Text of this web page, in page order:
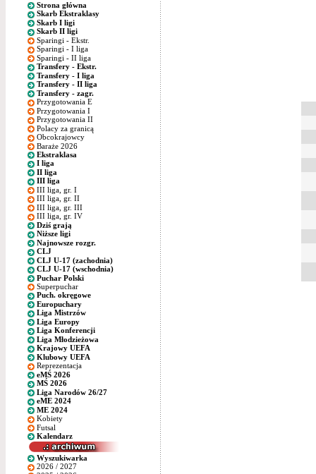
Strona główna
Skarb Ekstraklasy
Skarb I ligi
Skarb II ligi
Sparingi - Ekstr.
Sparingi - I liga
Sparingi - II liga
Transfery - Ekstr.
Transfery - I liga
Transfery - II liga
Transfery - zagr.
Przygotowania E
Przygotowania I
Przygotowania II
Polacy za granicą
Obcokrajowcy
Baraże 2026
Ekstraklasa
I liga
II liga
III liga
III liga, gr. I
III liga, gr. II
III liga, gr. III
III liga, gr. IV
Dziś grają
Niższe ligi
Najnowsze rozgr.
CLJ
CLJ U-17 (zachodnia)
CLJ U-17 (wschodnia)
Puchar Polski
Superpuchar
Puch. okręgowe
Europuchary
Liga Mistrzów
Liga Europy
Liga Konferencji
Liga Młodzieżowa
Krajowy UEFA
Klubowy UEFA
Reprezentacja
eMŚ 2026
MŚ 2026
Liga Narodów 26/27
eME 2024
ME 2024
Kobiety
Futsal
Kalendarz
Wyszukiwarka
2026 / 2027